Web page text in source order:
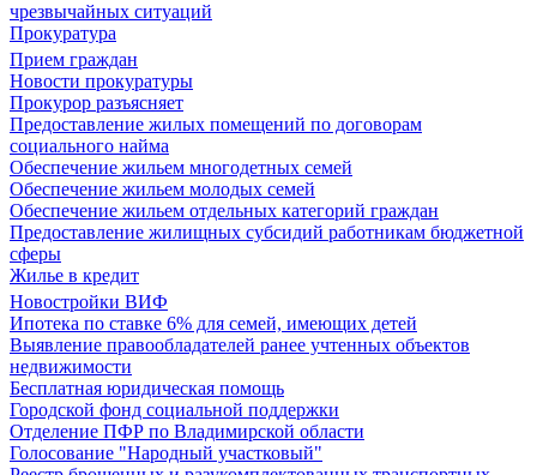
чрезвычайных ситуаций
Прокуратура
Прием граждан
Новости прокуратуры
Прокурор разъясняет
Предоставление жилых помещений по договорам
социального найма
Обеспечение жильем многодетных семей
Обеспечение жильем молодых семей
Обеспечение жильем отдельных категорий граждан
Предоставление жилищных субсидий работникам бюджетной
сферы
Жилье в кредит
Новостройки ВИФ
Ипотека по ставке 6% для семей, имеющих детей
Выявление правообладателей ранее учтенных объектов
недвижимости
Бесплатная юридическая помощь
Городской фонд социальной поддержки
Отделение ПФР по Владимирской области
Голосование "Народный участковый"